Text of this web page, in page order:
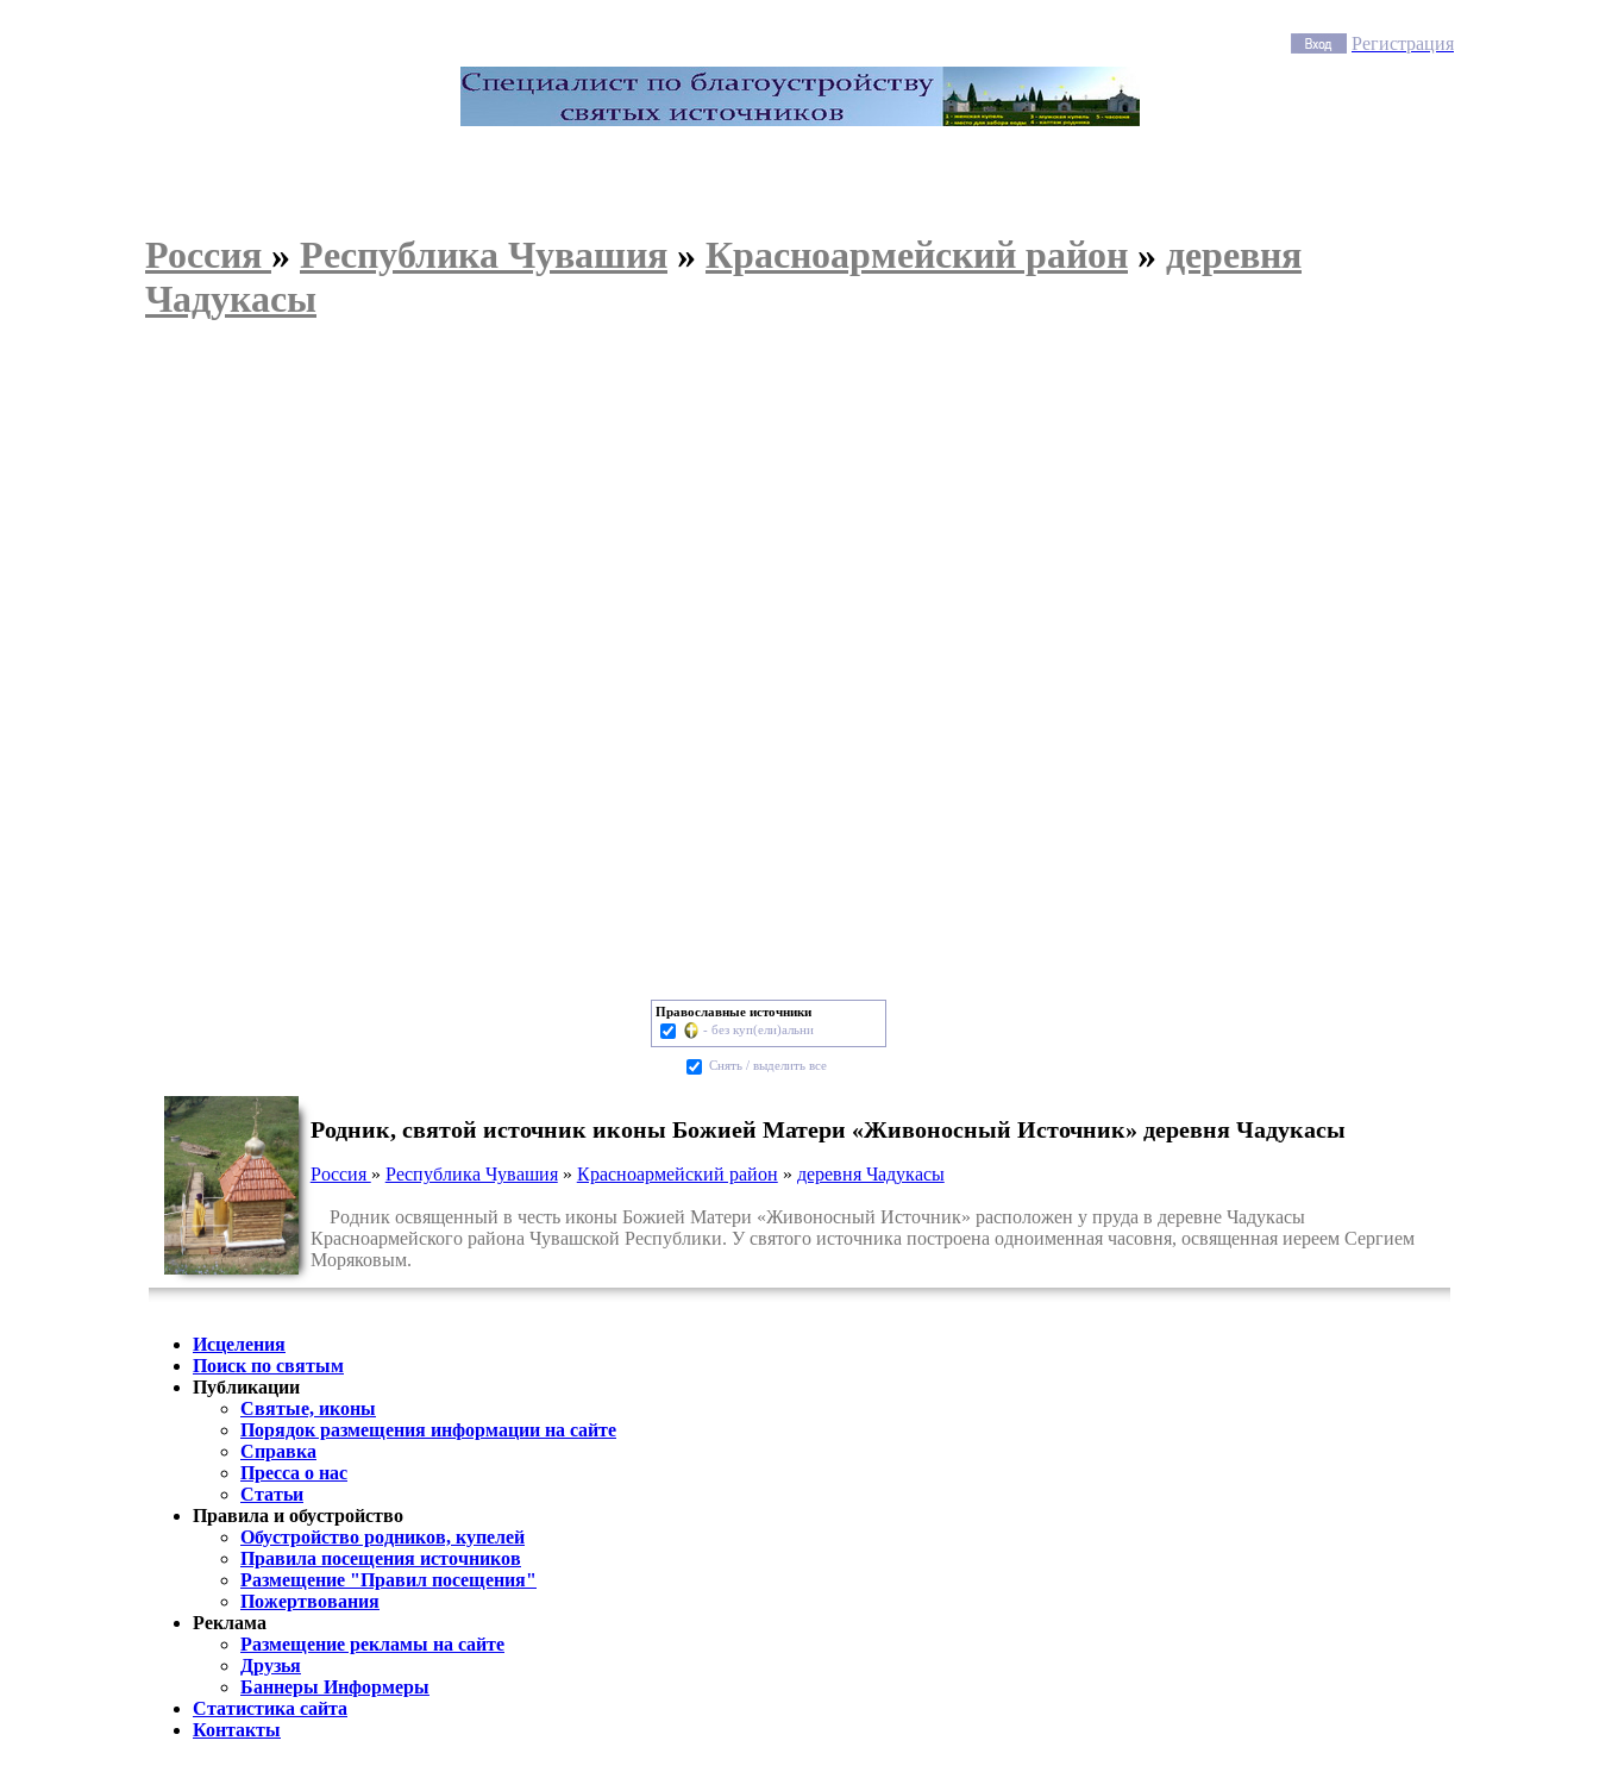
Регистрация
Россия » Республика Чувашия » Красноармейский район » деревня
Чадукасы
Православные источники
- без куп(ели)альни
Cнять / выделить все
Родник, святой источник иконы Божией Матери «Живоносный Источник» деревня Чадукасы
Россия » Республика Чувашия» Красноармейский район » деревня Чадукасы
Родник освященный в честь иконы Божией Матери «Живоносный Источник» расположен у пруда в деревне Чадукасы
Красноармейского района Чувашской Республики. У святого источника построена одноименная часовня, освященная иереем Сергием
Моряковым.
Исцеления
Поиск по святым
Публикации
Святые, иконы
Порядок размещения информации на сайте
Справка
Пресса о нас
Статьи
Правила и обустройство
Обустройство родников, купелей
Правила посещения источников
Размещение "Правил посещения"
Пожертвования
Реклама
Размещение рекламы на сайте
Друзья
Баннеры Информеры
Статистика сайта
Контакты